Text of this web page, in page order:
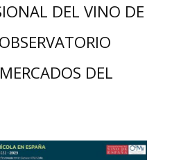
DEL VINO DE
DEL